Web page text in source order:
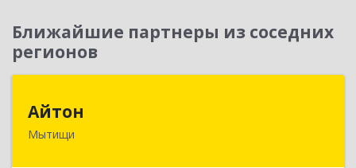
Ближайшие партнеры из соседних
регионов
Айтон
Мытищи